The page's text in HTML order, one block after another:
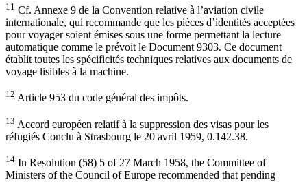
11 Cf. Annexe 9 de la Convention relative à l’aviation civile
internationale, qui recommande que les pièces d’identités acceptées
pour voyager soient émises sous une forme permettant la lecture
automatique comme le prévoit le Document 9303. Ce document
établit toutes les spécificités techniques relatives aux documents de
voyage lisibles à la machine.
12 Article 953 du code général des impôts.
13 Accord européen relatif à la suppression des visas pour les
réfugiés Conclu à Strasbourg le 20 avril 1959, 0.142.38.
14 In Resolution (58) 5 of 27 March 1958, the Committee of
Ministers of the Council of Europe recommended that pending